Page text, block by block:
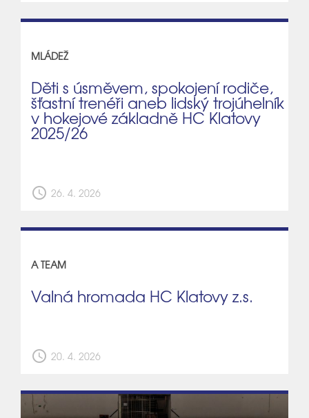
MLÁDEŽ
Děti s úsměvem, spokojení rodiče,
šťastní trenéři aneb lidský trojúhelník
v hokejové základně HC Klatovy
2025/26
schedule 26. 4. 2026
A TEAM
Valná hromada HC Klatovy z.s.
schedule 20. 4. 2026